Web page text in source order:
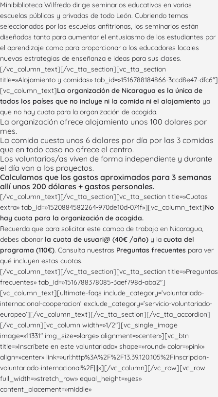
Minibiblioteca Wilfredo dirige seminarios educativos en varias
escuelas públicas y privadas de todo León. Cubriendo temas
seleccionados por las escuelas anfitrionas, los seminarios están
diseñados tanto para aumentar el entusiasmo de los estudiantes por
el aprendizaje como para proporcionar a los educadores locales
nuevas estrategias de enseñanza e ideas para sus clases.
[/vc_column_text][/vc_tta_section][vc_tta_section
title=»Alojamiento y comidas» tab_id=»1516788184866-3ccd8e47-dfc6″]
[vc_column_text]La organización de Nicaragua es la única de
todos los países que no incluye ni la comida ni el alojamiento ya
que no hay cuota para la organización de acogida.
La organización ofrece alojamiento unos 100 dolares por
mes.
La comida cuesta unos 6 dolares por día por las 3 comidas
que en todo caso no ofrece el centro.
Los voluntarios/as viven de forma independiente y durante
el día van a los proyectos.
Calculamos que los gastos aproximados para 3 semanas
allí unos 200 dólares + gastos personales.
[/vc_column_text][/vc_tta_section][vc_tta_section title=»Cuotas
extra» tab_id=»1520884582264-970de10d-074f»][vc_column_text]No
hay cuota para la organización de acogida.
Recuerda que para solicitar este campo de trabajo en Nicaragua,
debes abonar la cuota de usuari@ (40€ /año) y la cuota del
programa (110€). Consulta nuestras Preguntas frecuentes para ver
qué incluyen estas cuotas.
[/vc_column_text][/vc_tta_section][vc_tta_section title=»Preguntas
frecuentes» tab_id=»1516788378085-3aef798d-aba2″]
[vc_column_text][ultimate-faqs include_category=’voluntariado-
internacional-cooperacion’ exclude_category=’servicio-voluntariado-
europeo’][/vc_column_text][/vc_tta_section][/vc_tta_accordion]
[/vc_column][vc_column width=»1/2″][vc_single_image
image=»11331″ img_size=»large» alignment=»center»][vc_btn
title=»Inscríbete en este voluntariado» shape=»round» color=»pink»
align=»center» link=»url:http%3A%2F%2F13.39.120.105%2Finscripcion-
voluntariado-internacional%2F|||»][/vc_column][/vc_row][vc_row
full_width=»stretch_row» equal_height=»yes»
content_placement=»middle»